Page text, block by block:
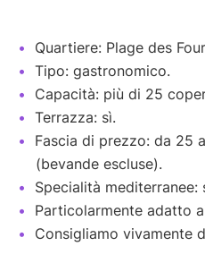
Quartiere: Plage des
Tipo: gastronomico.
Capacità: più di 25
Terrazza: sì.
Fascia di prezzo: da 25
(bevande escluse).
Specialità mediterranee:
Particolarmente adatto
Consigliamo vivamente